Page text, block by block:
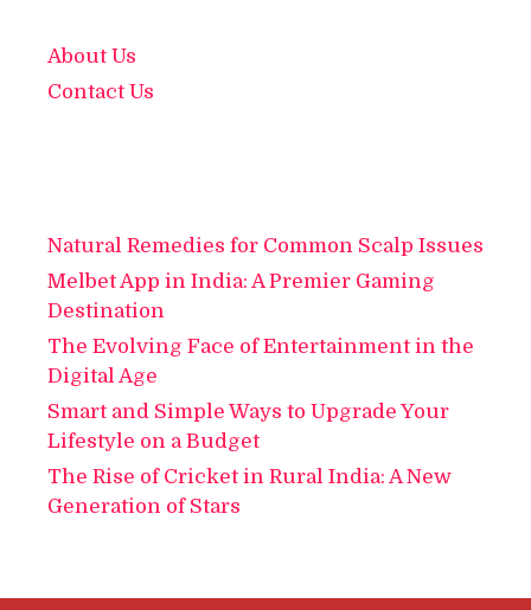
About Us
Contact Us
Natural Remedies for Common Scalp Issues
Melbet App in India: A Premier Gaming
Destination
The Evolving Face of Entertainment in the
Digital Age
Smart and Simple Ways to Upgrade Your
Lifestyle on a Budget
The Rise of Cricket in Rural India: A New
Generation of Stars